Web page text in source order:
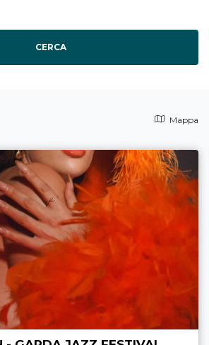
CERCA
Mappa